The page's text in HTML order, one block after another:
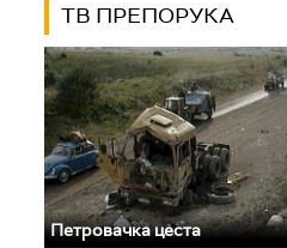
ТВ ПРЕПОРУКА
Петровачка цеста